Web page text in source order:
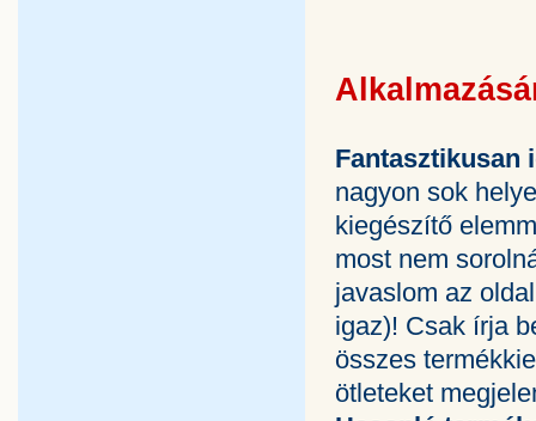
Fantasztikusan
nagyon sok
kiegészítő
most nem
javaslom az
igaz)! Csak írja
összes
ötleteket